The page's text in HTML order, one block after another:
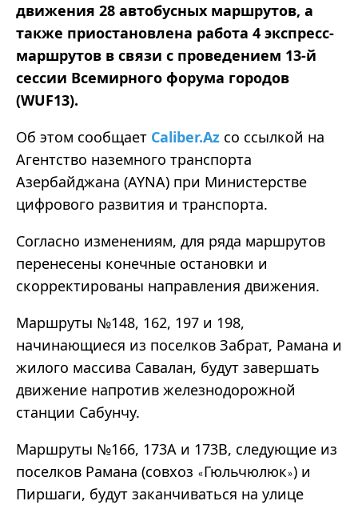
движения 28 автобусных маршрутов, а
также приостановлена работа 4 экспресс-
маршрутов в связи с проведением 13-й
сессии Всемирного форума городов
(WUF13).
Об этом сообщает Caliber.Az со ссылкой на
Агентство наземного транспорта
Азербайджана (AYNA) при Министерстве
цифрового развития и транспорта.
Согласно изменениям, для ряда маршрутов
перенесены конечные остановки и
скорректированы направления движения.
Маршруты №148, 162, 197 и 198,
начинающиеся из поселков Забрат, Рамана и
жилого массива Савалан, будут завершать
движение напротив железнодорожной
станции Сабунчу.
Маршруты №166, 173A и 173B, следующие из
поселков Рамана (совхоз «Гюльчюлюк») и
Пиршаги, будут заканчиваться на улице